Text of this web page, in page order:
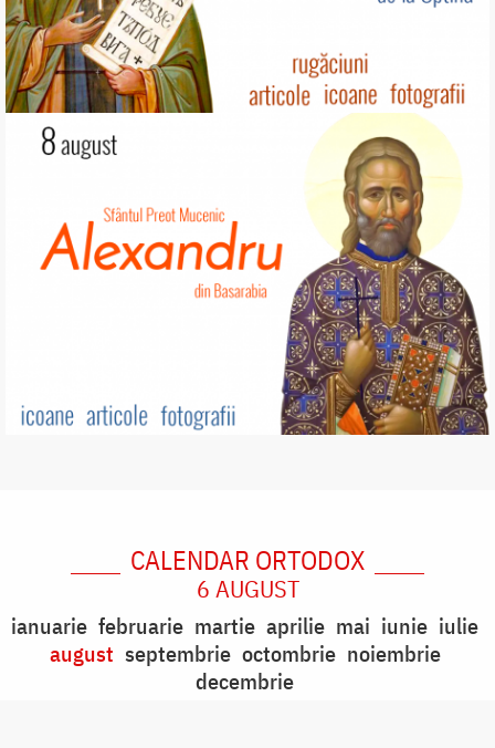
CALENDAR ORTODOX
6 AUGUST
ianuarie februarie martie aprilie mai iunie iulie
august septembrie octombrie noiembrie
decembrie